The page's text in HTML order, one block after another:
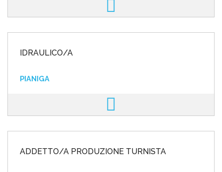
IDRAULICO/A
PIANIGA
ADDETTO/A PRODUZIONE TURNISTA